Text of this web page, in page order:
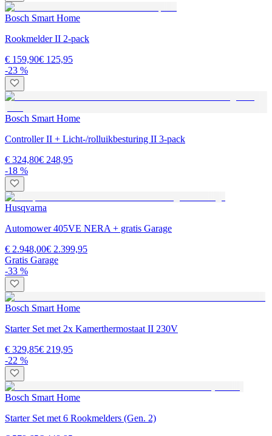
Bosch Smart Home
Rookmelder II 2-pack
€ 159,90€ 125,95
-23 %
Bosch Smart Home
Controller II + Licht-/rolluikbesturing II 3-pack
€ 324,80€ 248,95
-18 %
Husqvarna
Automower 405VE NERA + gratis Garage
€ 2.948,00€ 2.399,95
Gratis Garage
-33 %
Bosch Smart Home
Starter Set met 2x Kamerthermostaat II 230V
€ 329,85€ 219,95
-22 %
Bosch Smart Home
Starter Set met 6 Rookmelders (Gen. 2)